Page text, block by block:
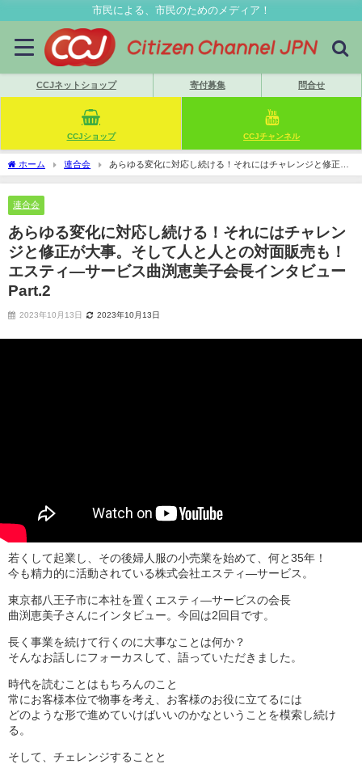
市民による、市民のためのメディア！
CCJネットショップ 寄付募集 問合せ
CCJショップ CCJチャンネル
ホーム 連合会
あらゆる変化に対応し続ける！それにはチャレンジと修正が
大事。そして人と人との対面販売も！エスティ―サービス曲渕恵美子会長インタビュ
連合会
あらゆる変化に対応し続ける！それにはチャレン
ジと修正が大事。そして人と人との対面販売も！
エスティ―サービス曲渕恵美子会長インタビュー
Part.2
2023年10月13日 2023年10月13日
若くして起業し、その後婦人服の小売業を始めて、何と35年！
今も精力的に活動されている株式会社エスティ―サービス。
東京都八王子市に本社を置くエスティ―サービスの会長
曲渕恵美子さんにインタビュー。今回は2回目です。
長く事業を続けて行くのに大事なことは何か？
そんなお話しにフォーカスして、語っていただきました。
時代を読むことはもちろんのこと
常にお客様本位で物事を考え、お客様のお役に立てるには
どのような形で進めていけばいいのかなということを模索し続け
る。
そして、チェレンジすることと